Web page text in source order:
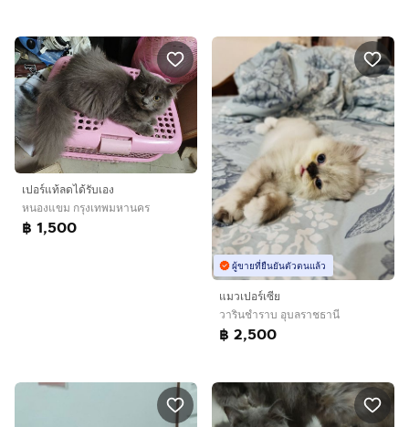
เปอร์แท้ลดได้รับเอง
หนองแขม กรุงเทพมหานคร
฿ 1,500
ผู้ขายที่ยืนยันตัวตนแล้ว
แมวเปอร์เซีย
วารินชำราบ อุบลราชธานี
฿ 2,500